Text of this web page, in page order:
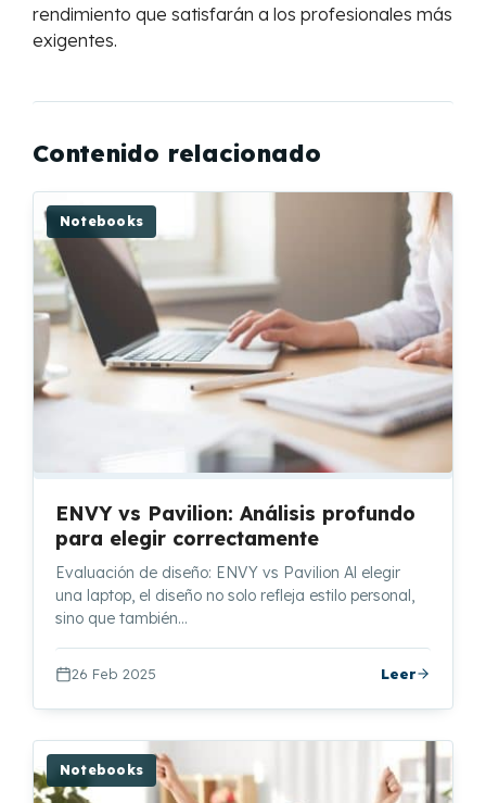
rendimiento que satisfarán a los profesionales más
exigentes.
Contenido relacionado
Notebooks
ENVY vs Pavilion: Análisis profundo
para elegir correctamente
Evaluación de diseño: ENVY vs Pavilion Al elegir
una laptop, el diseño no solo refleja estilo personal,
sino que también…
26 Feb 2025 Leer
Notebooks